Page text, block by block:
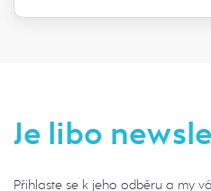
Je libo
Přihlaste se k jeho odběru a my